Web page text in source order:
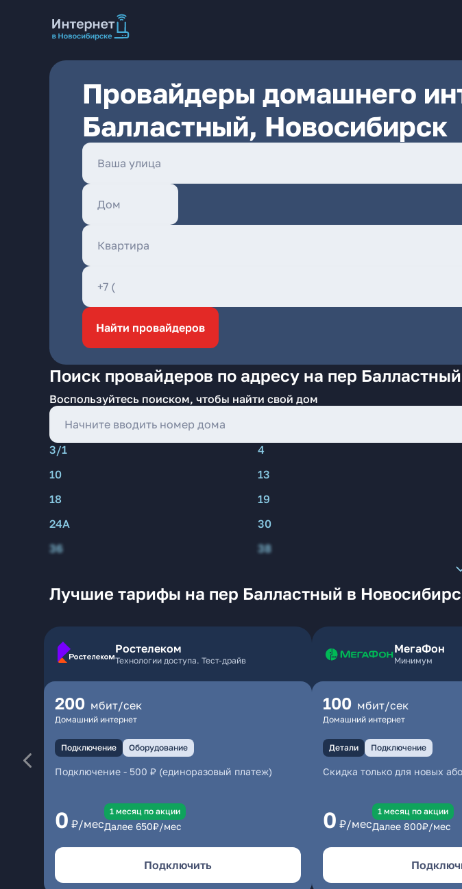
Провайдеры домашнего
Балластный, Новосибирск
Найти провайдеров
Поиск провайдеров по адресу на пер
Воспользуйтесь поиском, чтобы найти свой дом
3/1 4
10
13
18
19
24А
30
36
38
Лучшие тарифы на пер Балластный в
Ростелеком
Технологии доступа. Тест-драйв
200 мбит/сек
Домашний интернет
Подключение Оборудование
Подключение - 500 ₽ (единоразовый платеж)
0 ₽/мес
1 месяц по акции
Далее 650₽/мес
Подключить
МегаФон
Минимум
100 мбит/сек
Домашний интернет
Детали Подключение
Скидка только для новых
0 ₽/мес
1 месяц по акции
Далее 800₽/мес